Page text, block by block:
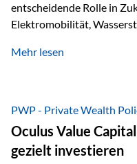
entscheidende Rolle in
Elektromobilität,
Faktoren für Investoren –
klassischer
Palladium zusätzlich die
Entwicklungen zu
nur durch Anleger,
Mehr lesen
PWP - Private Wealth
Oculus Value
gezielt investieren